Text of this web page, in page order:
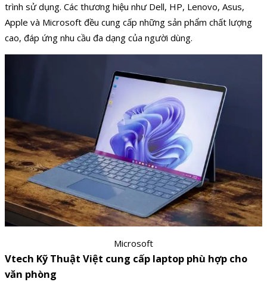
trình sử dụng. Các thương hiệu như Dell, HP, Lenovo, Asus,
Apple và Microsoft đều cung cấp những sản phẩm chất lượng
cao, đáp ứng nhu cầu đa dạng của người dùng.
Microsoft
Vtech Kỹ Thuật Việt cung cấp laptop phù hợp cho
văn phòng